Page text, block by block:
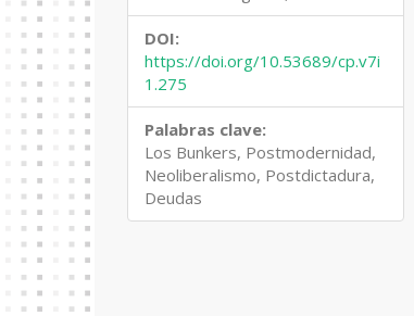
DOI:
https://doi.org/10.53689/cp.v7i
1.275
Palabras clave:
Los Bunkers, Postmodernidad,
Neoliberalismo, Postdictadura,
Deudas